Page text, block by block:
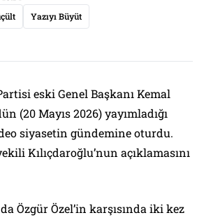
Yazıyı Büyüt
eski Genel Başkanı Kemal
(20 Mayıs 2026) yayımladığı
siyasetin gündemine oturdu.
Kılıçdaroğlu’nun açıklamasını
Özgür Özel’in karşısında iki kez